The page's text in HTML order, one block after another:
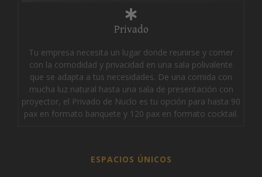
Privado
Tu empresa necesita un lugar donde reunirse y comer
con la comodidad y privacidad en una sala polivalente
que se adapta a tus necesidades. De una comida con
mucha luz natural hasta una sala de presentación con
proyector, el Privado de Nuclo es tu opción para hasta 90
pax en formato banquete y 120 pax en formato cocktail.
ESPACIOS ÚNICOS